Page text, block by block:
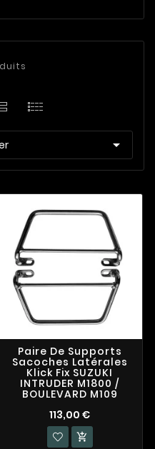

Paire De Supports
Sacoches Latérales
Klick Fix SUZUKI
INTRUDER M1800 /
BOULEVARD M109
113,00 €
